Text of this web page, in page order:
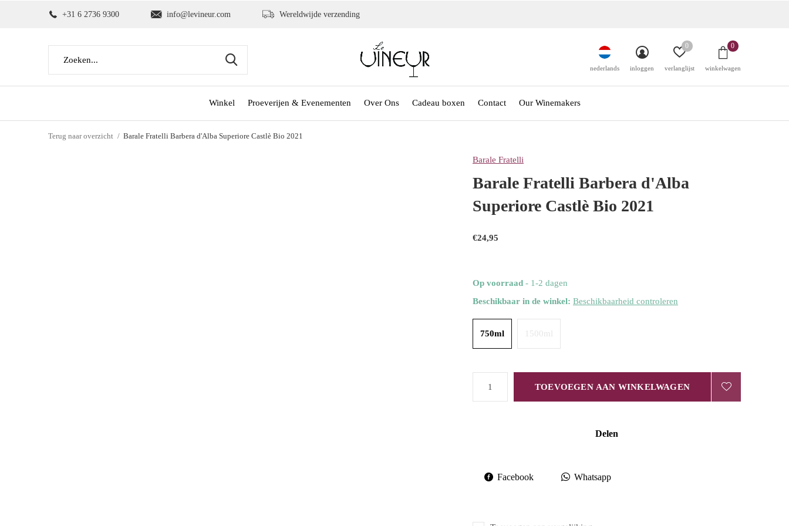
Winkel Proeverijen & Evenementen Over Ons Cadeau boxen Contact Our Winemakers
nederlands inloggen verlanglijst
0
winkelwagen
0
+31 6 2736 9300 info@levineur.com Wereldwijde verzending
Terug naar overzicht Barale Fratelli Barbera d'Alba Superiore Castlè Bio 2021
Barale Fratelli
Barale Fratelli Barbera d'Alba
Superiore Castlè Bio 2021
€24,95
Op voorraad - 1-2 dagen
Beschikbaar in de winkel: Beschikbaarheid controleren
750ml 1500ml
TOEVOEGEN AAN WINKELWAGEN
Delen
Facebook Whatsapp